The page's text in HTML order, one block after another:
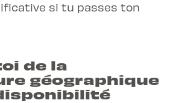
si tu passes ton
de la
géographique